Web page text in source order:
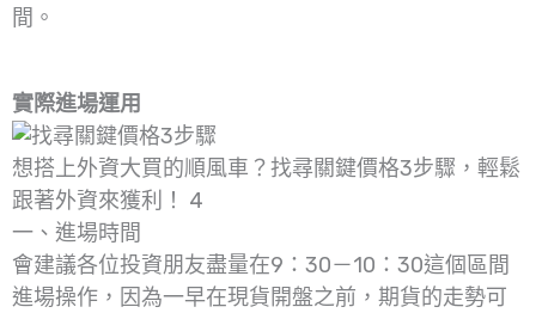
間。
實際進場運用
想搭上外資大買的順風車？找尋關鍵價格3步驟，輕鬆
跟著外資來獲利！ 4
一、進場時間
會建議各位投資朋友盡量在9：30－10：30這個區間
進場操作，因為一早在現貨開盤之前，期貨的走勢可